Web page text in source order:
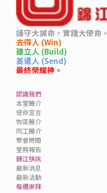
謹守大誡命，實踐大使命。
去得人 (Win)
建立人 (Build)
差遣人 (Send)
最終榮耀神。
認識我們
本堂簡介
使命宣言
牧區簡介
同工簡介
聚會時間
堂務報告
錦江快訊
最新消息
最新活動
每週崇拜